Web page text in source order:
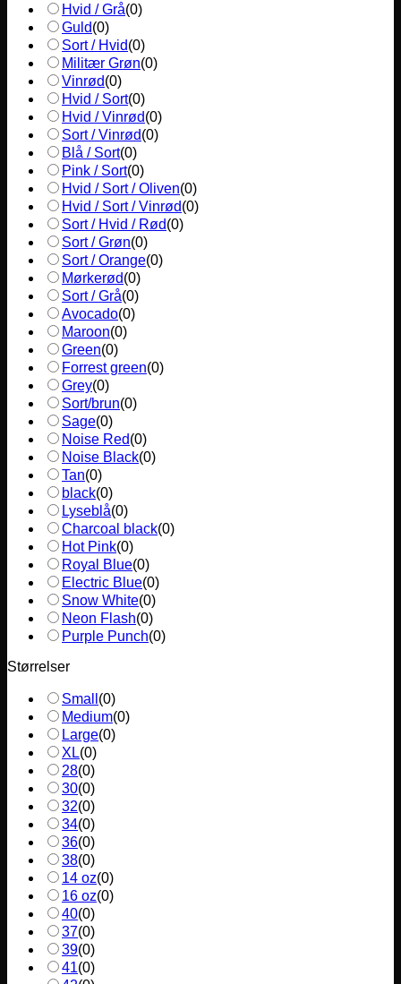
Hvid / Grå(0)
Guld(0)
Sort / Hvid(0)
Militær Grøn(0)
Vinrød(0)
Hvid / Sort(0)
Hvid / Vinrød(0)
Sort / Vinrød(0)
Blå / Sort(0)
Pink / Sort(0)
Hvid / Sort / Oliven(0)
Hvid / Sort / Vinrød(0)
Sort / Hvid / Rød(0)
Sort / Grøn(0)
Sort / Orange(0)
Mørkerød(0)
Sort / Grå(0)
Avocado(0)
Maroon(0)
Green(0)
Forrest green(0)
Grey(0)
Sort/brun(0)
Sage(0)
Noise Red(0)
Noise Black(0)
Tan(0)
black(0)
Lyseblå(0)
Charcoal black(0)
Hot Pink(0)
Royal Blue(0)
Electric Blue(0)
Snow White(0)
Neon Flash(0)
Purple Punch(0)
Størrelser
Small (0)
Medium(0)
Large(0)
XL(0)
28(0)
30(0)
32(0)
34(0)
36(0)
38(0)
14 oz(0)
16 oz(0)
40(0)
37(0)
39(0)
41(0)